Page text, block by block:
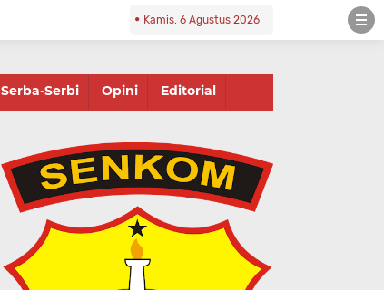
Kamis, 6 Agustus 2026
Serba-Serbi Opini Editorial